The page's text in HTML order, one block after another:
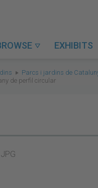
 EXHIBITS
Parcs i jardins de
de perfil circular